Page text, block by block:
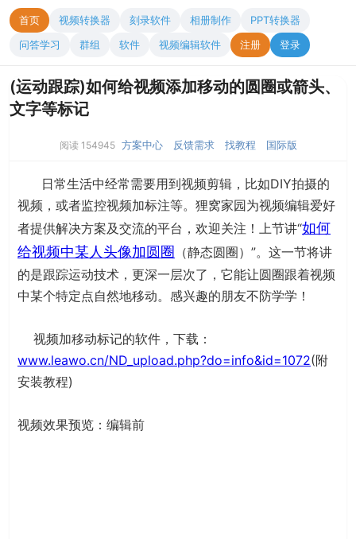
首页 视频转换器 刻录软件 相册制作
PPT转换器
问答学习
群组 软件 视频编辑软件 注册 登录
(运动跟踪)如何给视频添加移动的圆圈或箭头、
文字等标记
阅读 154945 方案中心 反馈需求 找教程 国际版
日常生活中经常需要用到视频剪辑，比如DIY拍摄的
视频，或者监控视频加标注等。狸窝家园为视频编辑爱好
者提供解决方案及交流的平台，欢迎关注！上节讲“如何
给视频中某人头像加圆圈 （静态圆圈）”。这一节将讲
的是跟踪运动技术，更深一层次了，它能让圆圈跟着视频
中某个特定点自然地移动。感兴趣的朋友不防学学！
视频加移动标记的软件，下载：
www.leawo.cn/ND_upload.php?do=info&id=1072(附
安装教程)
视频效果预览：编辑前